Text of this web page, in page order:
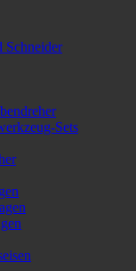
Schneider
Sets